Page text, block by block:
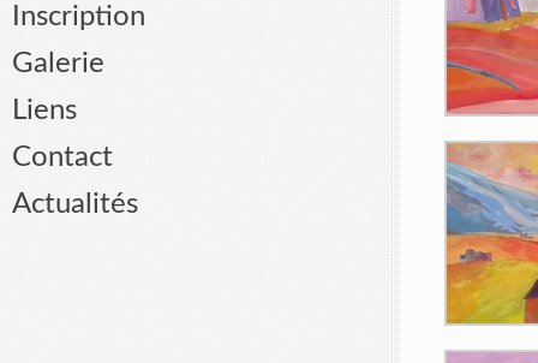
Inscription
Galerie
Liens
Contact
Actualités